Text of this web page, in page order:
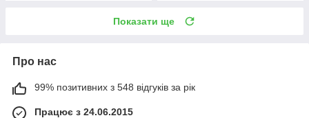
Показати ще
Про нас
99% позитивних з 548 відгуків за рік
Працює з 24.06.2015